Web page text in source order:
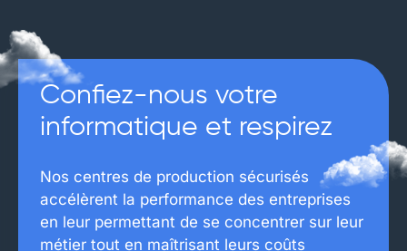
Confiez-nous votre
informatique et respirez
Nos centres de production sécurisés
accélèrent la performance des entreprises
en leur permettant de se concentrer sur leur
métier tout en maîtrisant leurs coûts